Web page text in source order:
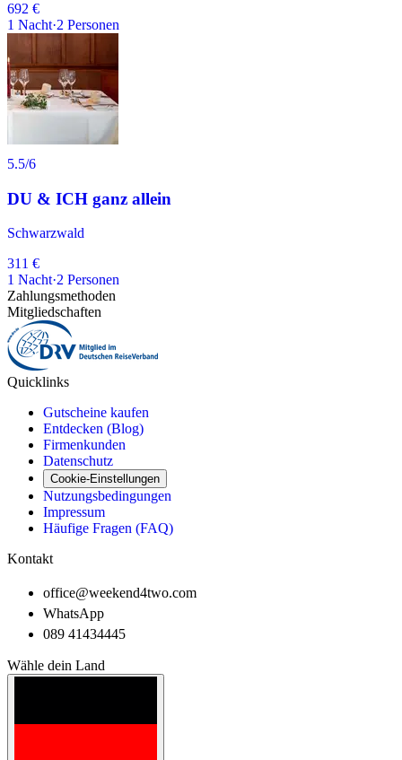
692 €
1 Nacht·2 Personen
5.5/6
DU & ICH ganz allein
Schwarzwald
311 €
1 Nacht·2 Personen
Zahlungsmethoden
Mitgliedschaften
Quicklinks
Gutscheine kaufen
Entdecken (Blog)
Firmenkunden
Datenschutz
Cookie-Einstellungen
Nutzungsbedingungen
Impressum
Häufige Fragen (FAQ)
Kontakt
office@weekend4two.com
WhatsApp
089 41434445
Wähle dein Land